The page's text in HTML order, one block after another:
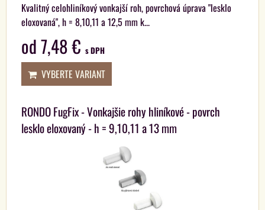
Kvalitný celohliníkový vonkajší roh, povrchová úprava "lesklo
eloxovaná", h = 8,10,11 a 12,5 mm k...
od 7,48 € s DPH
VYBERTE VARIANT
RONDO FugFix - Vonkajšie rohy hliníkové - povrch
lesklo eloxovaný - h = 9,10,11 a 13 mm